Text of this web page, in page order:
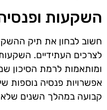
השקעות
חשוב לבחון את תיק
לצרכים העתידיים.
ומותאמות לרמת הסיכון
אפשרויות פנסיה נוספות
קבועה במהלך השנים